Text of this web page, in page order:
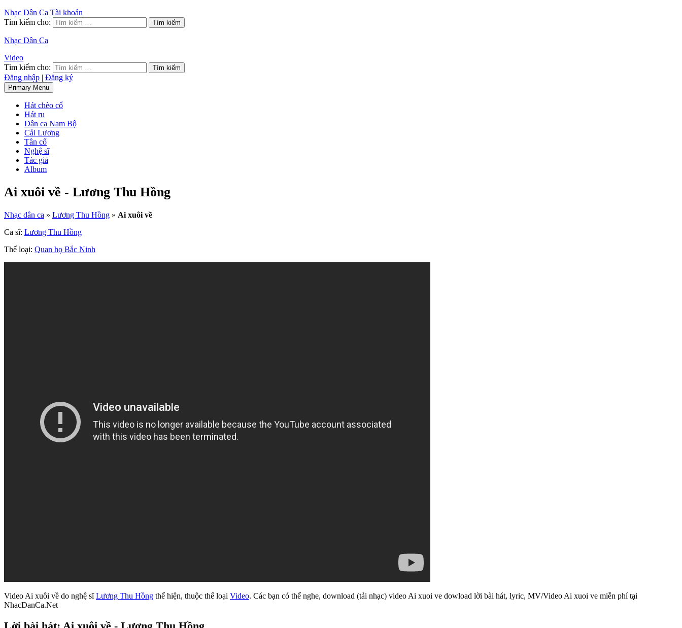
Nhạc Dân Ca Tài khoản
Tìm kiếm cho:
Nhạc Dân Ca
Video
Tìm kiếm cho:
Đăng nhập | Đăng ký
Primary Menu
Hát chèo cổ
Hát ru
Dân ca Nam Bộ
Cải Lương
Tân cổ
Nghệ sĩ
Tác giả
Album
Ai xuôi về - Lương Thu Hồng
Nhạc dân ca » Lương Thu Hồng » Ai xuôi về
Ca sĩ: Lương Thu Hồng
Thể loại: Quan họ Bắc Ninh
Video Ai xuôi về do nghệ sĩLương Thu Hồng thể hiện, thuộc thể loại Video. Các bạn có thể nghe, download (tải nhạc) video Ai xuoi ve dowload lời bài hát, lyric, MV/Video Ai xuoi ve miễn phí tại
NhacDanCa.Net